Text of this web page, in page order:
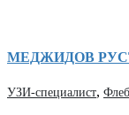
МЕДЖИДОВ
УЗИ-специалист,